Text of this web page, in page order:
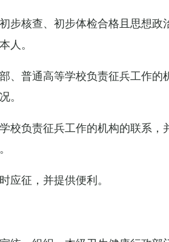
步核查、初步体检合格且思想政
人。
、普通高等学校负责征兵工作的
。
校负责征兵工作的机构的联系，
征，并提供便利。